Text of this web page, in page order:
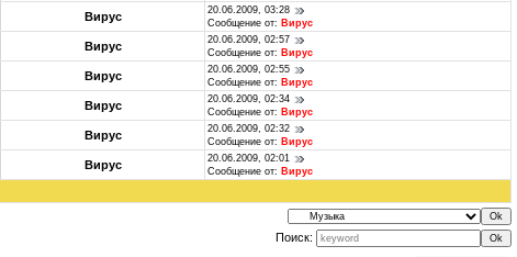
Вирус
20.06.2009, 03:28
Сообщение от: Вирус
Вирус
20.06.2009, 02:57
Сообщение от: Вирус
Вирус
20.06.2009, 02:55
Сообщение от: Вирус
Вирус
20.06.2009, 02:34
Сообщение от: Вирус
Вирус
20.06.2009, 02:32
Сообщение от: Вирус
Вирус
20.06.2009, 02:01
Сообщение от: Вирус
Поиск: